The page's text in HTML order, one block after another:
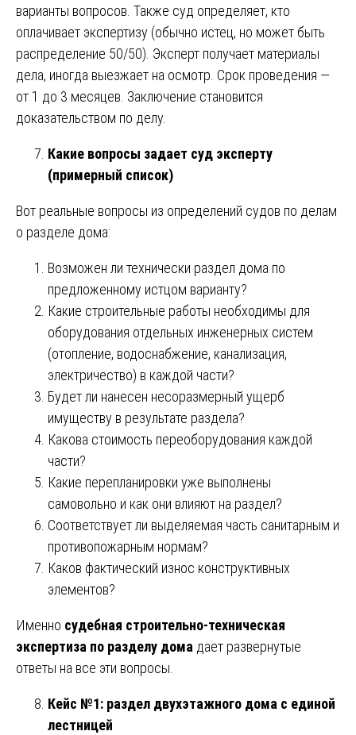
варианты вопросов. Также суд определяет, кто
оплачивает экспертизу (обычно истец, но может быть
распределение 50/50). Эксперт получает материалы
дела, иногда выезжает на осмотр. Срок проведения —
от 1 до 3 месяцев. Заключение становится
доказательством по делу.
Какие вопросы задает суд эксперту
(примерный список)
Вот реальные вопросы из определений судов по делам
о разделе дома:
Возможен ли технически раздел дома по
предложенному истцом варианту?
Какие строительные работы необходимы для
оборудования отдельных инженерных систем
(отопление, водоснабжение, канализация,
электричество) в каждой части?
Будет ли нанесен несоразмерный ущерб
имуществу в результате раздела?
Какова стоимость переоборудования каждой
части?
Какие перепланировки уже выполнены
самовольно и как они влияют на раздел?
Соответствует ли выделяемая часть санитарным и
противопожарным нормам?
Каков фактический износ конструктивных
элементов?
Именно судебная строительно-техническая
экспертиза по разделу дома дает развернутые
ответы на все эти вопросы.
Кейс №1: раздел двухэтажного дома с единой
лестницей